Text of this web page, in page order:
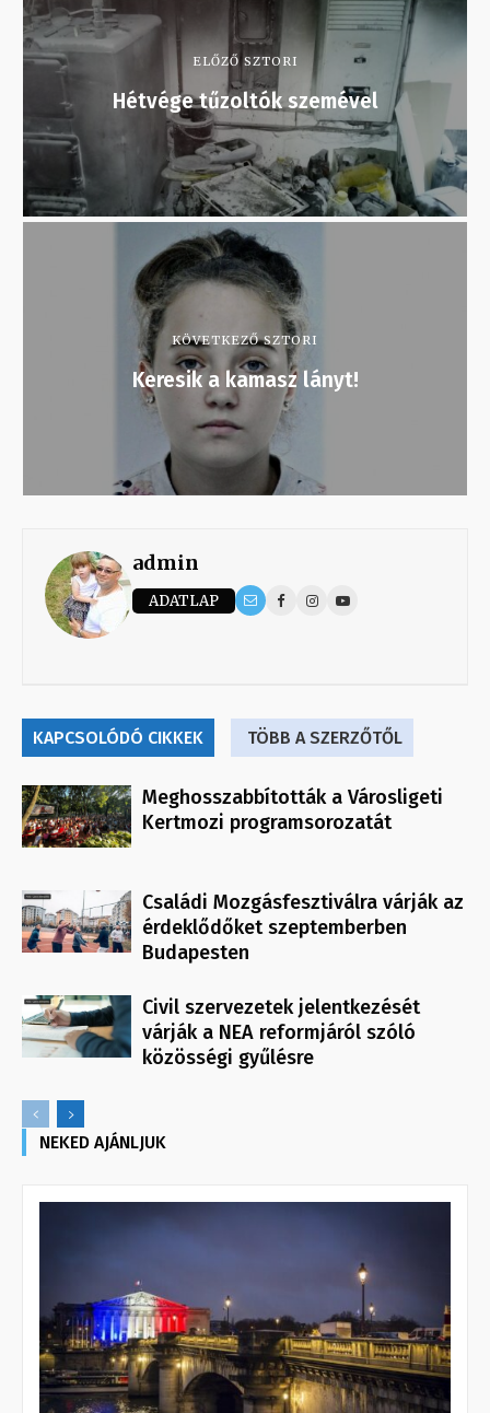
ELŐZŐ SZTORI
Hétvége tűzoltók szemével
KÖVETKEZŐ SZTORI
Keresik a kamasz lányt!
admin
ADATLAP
KAPCSOLÓDÓ CIKKEK TÖBB A SZERZŐTŐL
Meghosszabbították a Városligeti
Kertmozi programsorozatát
Családi Mozgásfesztiválra várják az
érdeklődőket szeptemberben
Budapesten
Civil szervezetek jelentkezését
várják a NEA reformjáról szóló
közösségi gyűlésre
NEKED AJÁNLJUK